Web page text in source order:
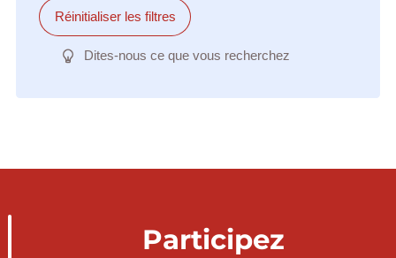
Réinitialiser les filtres
Dites-nous ce que vous recherchez
Participez